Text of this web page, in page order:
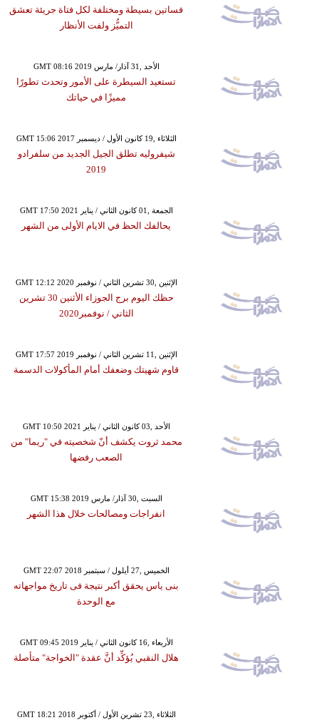
فساتين بسيطة ومختلفة لكل فتاة جريئة تعشق
التميُّز ولفت الأنظار
GMT 08:16 2019 الأحد ,31 آذار/ مارس
تستعيد السيطرة على الأمور وتحدث تطورًا
مميزًا في حياتك
GMT 15:06 2017 الثلاثاء ,19 كانون الأول / ديسمبر
شيفروليه تطلق الجيل الجديد من سلفرادو
2019
GMT 17:50 2021 الجمعة ,01 كانون الثاني / يناير
يحالفك الحظ في الايام الأولى من الشهر
GMT 12:12 2020 الإثنين ,30 تشرين الثاني / نوفمبر
حظك اليوم برج الجوزاء الأثنين 30 تشرين
الثاني / نوفمبر2020
GMT 17:57 2019 الإثنين ,11 تشرين الثاني / نوفمبر
قاوم شهيتك وضعفك أمام المأكولات الدسمة
GMT 10:50 2021 الأحد ,03 كانون الثاني / يناير
محمد ثروت يكشف أنّ شخصيته في "ريما" من
الصعب رفضها
GMT 15:38 2019 السبت ,30 آذار/ مارس
انفراجات ومصالحات خلال هذا الشهر
GMT 22:07 2018 الخميس ,27 أيلول / سبتمبر
بنى ياس يحقق أكبر نتيجة فى تاريخ مواجهاته
مع الوحدة
GMT 09:45 2019 الأربعاء ,16 كانون الثاني / يناير
هلال النقبي يُؤكِّد أنَّ عقدة "الخواجة" متأصلة
GMT 18:21 2018 الثلاثاء ,23 تشرين الأول / أكتوبر